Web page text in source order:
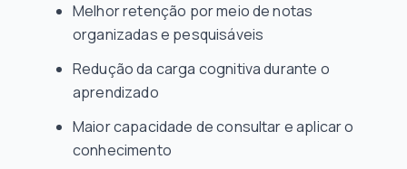
Melhor retenção por meio de notas
organizadas e pesquisáveis
Redução da carga cognitiva durante o
aprendizado
Maior capacidade de consultar e aplicar o
conhecimento